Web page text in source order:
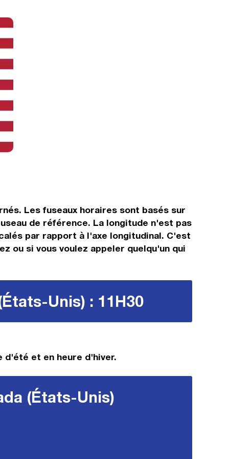
Les fuseaux horaires sont basés sur
de référence. La longitude n'est pas
par rapport à l'axe longitudinal. C'est
ou si vous voulez appeler quelqu'un qui
Unis) : 11H30
d'été et en heure d'hiver.
(États-Unis)